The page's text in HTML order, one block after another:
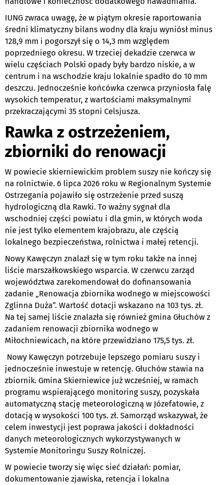
IUNG zwraca uwagę, że w piątym okresie raportowania
średni klimatyczny bilans wodny dla kraju wyniósł minus
128,9 mm i pogorszył się o 14,3 mm względem
poprzedniego okresu. W trzeciej dekadzie czerwca w
wielu częściach Polski opady były bardzo niskie, a w
centrum i na wschodzie kraju lokalnie spadło do 10 mm
deszczu. Jednocześnie końcówka czerwca przyniosła falę
wysokich temperatur, z wartościami maksymalnymi
przekraczającymi 35 stopni Celsjusza.
Rawka z ostrzeżeniem,
zbiorniki do renowacji
W powiecie skierniewickim problem suszy nie kończy się
na rolnictwie. 6 lipca 2026 roku w Regionalnym Systemie
Ostrzegania pojawiło się ostrzeżenie przed suszą
hydrologiczną dla Rawki. To ważny sygnał dla
wschodniej części powiatu i dla gmin, w których woda
nie jest tylko elementem krajobrazu, ale częścią
lokalnego bezpieczeństwa, rolnictwa i małej retencji.
Nowy Kawęczyn znalazł się w tym roku także na innej
liście marszałkowskiego wsparcia. W czerwcu zarząd
województwa zarekomendował do dofinansowania
zadanie „Renowacja zbiornika wodnego w miejscowości
Zglinna Duża”. Wartość dotacji wskazano na 103 tys. zł.
Na tej samej liście znalazła się również gmina Głuchów z
zadaniem renowacji zbiornika wodnego w
Miłochniewicach, na które przewidziano 175,5 tys. zł.
Nowy Kawęczyn potrzebuje lepszego pomiaru suszy i
jednocześnie inwestuje w retencję. Głuchów stawia na
zbiornik. Gmina Skierniewice już wcześniej, w ramach
programu wspierającego monitoring suszy, pozyskała
automatyczną stację meteorologiczną w Józefatowie, z
dotacją w wysokości 100 tys. zł. Samorząd wskazywał, że
celem inwestycji jest poprawa jakości i dokładności
danych meteorologicznych wykorzystywanych w
Systemie Monitoringu Suszy Rolniczej.
W powiecie tworzy się więc sieć działań: pomiar,
dokumentowanie zjawiska, retencja i lokalna